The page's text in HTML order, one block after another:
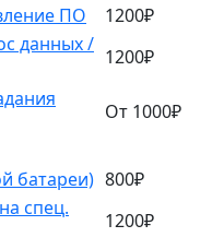
ПО
1200₽
данных /
1200₽
От 1000₽
батареи) 800₽
спец.
1200₽